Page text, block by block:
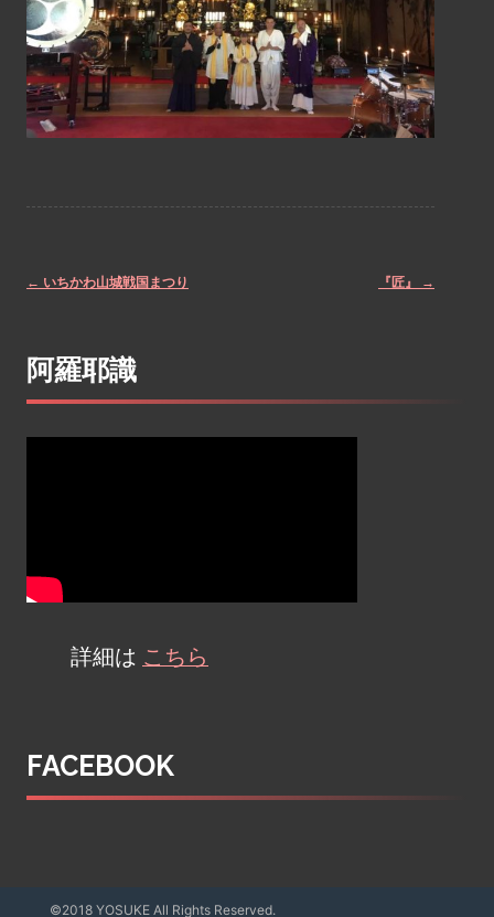
navigation
← いちかわ山城戦国まつり 『匠』 →
阿羅耶識
詳細は こちら
FACEBOOK
©2018 YOSUKE All Rights Reserved.